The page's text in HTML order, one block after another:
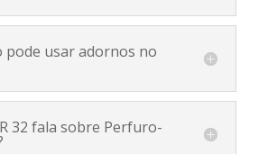
pode usar adornos no
32 fala sobre Perfuro-